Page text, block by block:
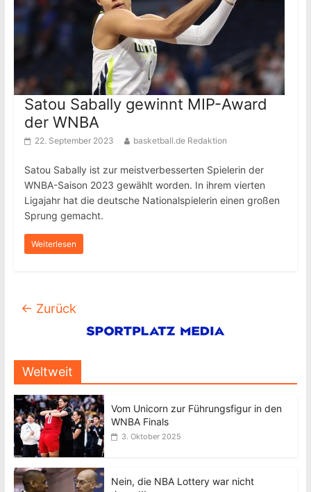
Satou Sabally gewinnt MIP-Award
der WNBA
22. September 2023 basketball.de Redaktion
Satou Sabally ist zur meistverbesserten Spielerin der
WNBA-Saison 2023 gewählt worden. In ihrem vierten
Ligajahr hat die deutsche Nationalspielerin einen großen
Sprung gemacht.
Weiterlesen
← Zurück
Weltweit
Vom Unicorn zur Führungsfigur in den
WNBA Finals
3. Oktober 2025
Nein, die NBA Lottery war nicht